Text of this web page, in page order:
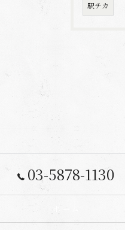
駅チカ
03-5878-1130